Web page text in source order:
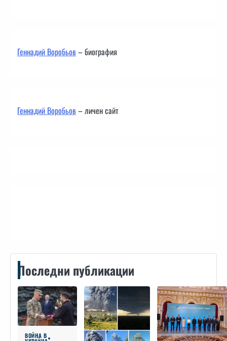
Геннадий Воробьов– биография
Геннадий Воробьов– личен сайт
Последни публикации
ВОЙНА В